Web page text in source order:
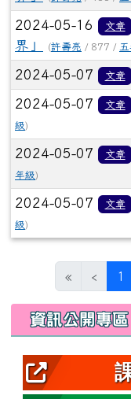
2024-05-16 文章
界」
(許壽亮 / 877 /
2024-05-07 文章
2024-05-07 文章
級)
2024-05-07 文章
年級)
2024-05-07 文章
級)
« ‹ 1
左邊區域內容
資訊公開專區